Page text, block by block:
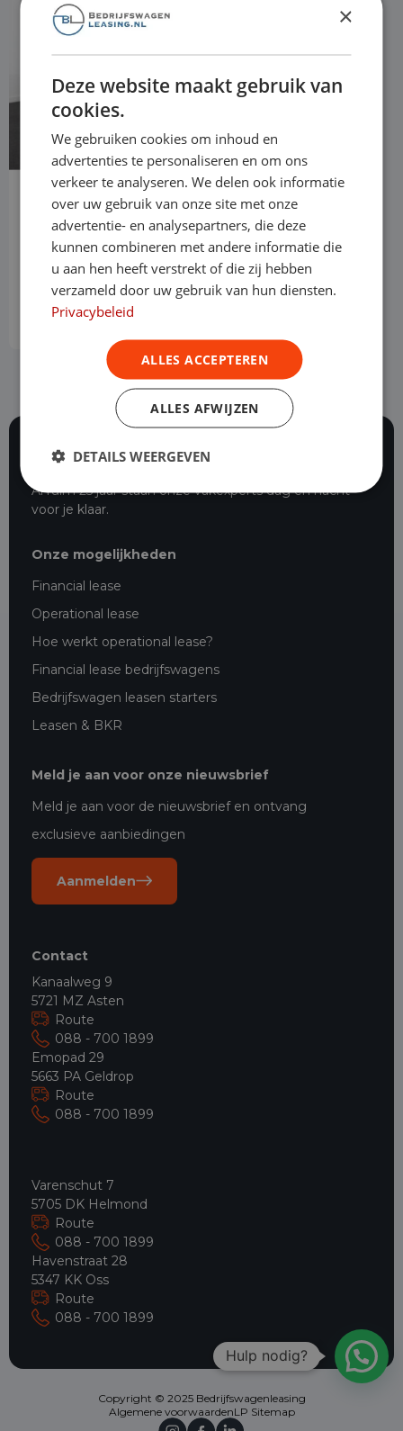
BMW X5
xDrive40i High Executive
Automaat 63.780 km
2020
Oss
Operational lease
Al ruim 25 jaar staan onze vakexperts dag en nacht
voor je klaar.
Onze mogelijkheden
Financial lease
Operational lease
Hoe werkt operational lease?
Financial lease bedrijfswagens
Bedrijfswagen leasen starters
Leasen & BKR
Meld je aan voor onze nieuwsbrief
Meld je aan voor de nieuwsbrief en ontvang
exclusieve aanbiedingen
Aanmelden
Contact
Kanaalweg 9
5721 MZ Asten
Route
088 - 700 1899
Emopad 29
5663 PA Geldrop
Route
088 - 700 1899
Varenschut 7
5705 DK Helmond
Route
088 - 700 1899
Havenstraat 28
5347 KK Oss
Route
088 - 700 1899
Copyright © 2025 Bedrijfswagenleasing
Algemene voorwaardenLP Sitemap
Hulp nodig?
×
Deze website maakt gebruik van
cookies.
We gebruiken cookies om inhoud en
advertenties te personaliseren en om ons
verkeer te analyseren. We delen ook informatie
over uw gebruik van onze site met onze
advertentie- en analysepartners, die deze
kunnen combineren met andere informatie die
u aan hen heeft verstrekt of die zij hebben
verzameld door uw gebruik van hun diensten.
Privacybeleid
ALLES ACCEPTEREN
ALLES AFWIJZEN
DETAILS WEERGEVEN